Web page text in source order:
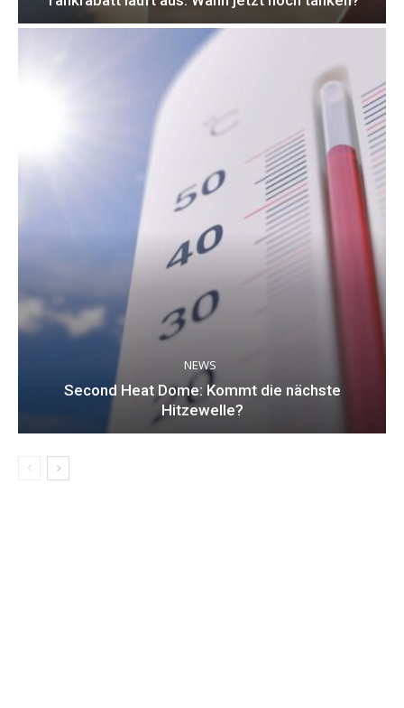
NEWS
Second Heat Dome: Kommt die nächste
Hitzewelle?